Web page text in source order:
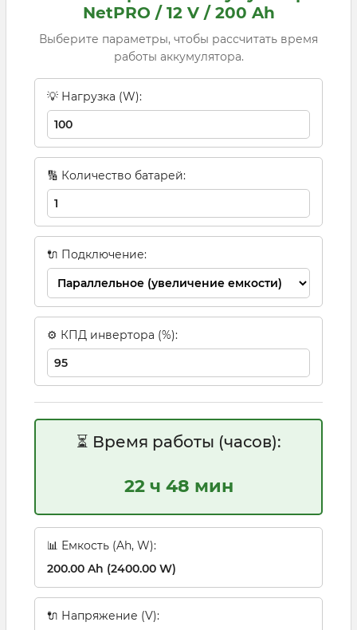
NetPRO / 12 V / 200 Ah
Выберите параметры, чтобы рассчитать время
работы аккумулятора.
💡 Нагрузка (W):
🔢 Количество батарей:
🔌 Подключение:
⚙ КПД инвертора (%):
⏳ Время работы (часов):
22 ч 48 мин
📊 Емкость (Ah, W):
200.00 Ah (2400.00 W)
🔌 Напряжение (V):